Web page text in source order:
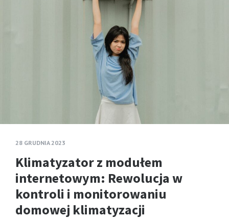
28 GRUDNIA 2023
Klimatyzator z modułem
internetowym: Rewolucja w
kontroli i monitorowaniu
domowej klimatyzacji